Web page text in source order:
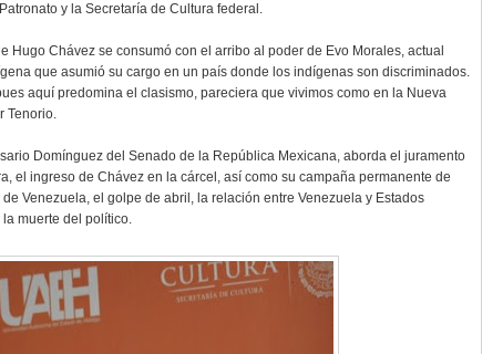
y la Secretaría de Cultura federal.
Hugo Chávez se consumó con el arribo al poder de Evo Morales, actual
que asumió su cargo en un país donde los indígenas son discriminados.
aquí predomina el clasismo, pareciera que vivimos como en la Nueva
Tenorio.
Domínguez del Senado de la República Mexicana, aborda el juramento
el ingreso de Chávez en la cárcel, así como su campaña permanente de
Venezuela, el golpe de abril, la relación entre Venezuela y Estados
muerte del político.